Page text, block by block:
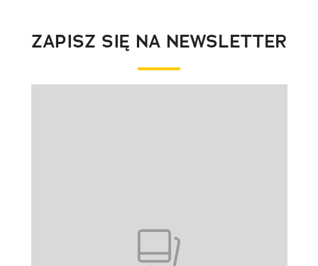
ZAPISZ SIĘ NA NEWSLETTER